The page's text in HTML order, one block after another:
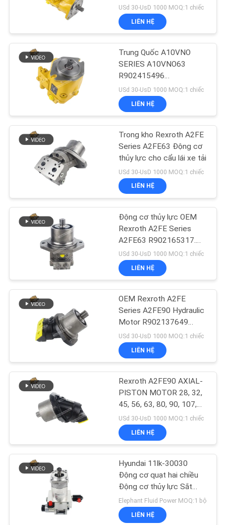
TRƯỜNG
HỢP
TRANG
WEB
PRIVACY
POLICY
Động cơ quỹ đạo
thủy lực
Van định hướng thủy
lực
45
Đơn vị chỉ đạo
Orbitrol
Vòng bi bơm thủy
lực
18
Bộ con dấu bơm
11
A10VNO 85 Máy bơm
thủy lực cho động cơ
quạt và mạch phụ trong
USd 30-UsD 1000 MOQ:1 chiếc
LIÊN HỆ
Trung Quốc A10VNO
SERIES A10VNO63
R902415496
LA10VNO63DFR1/52L-
VRC11N00-S1345 bơm
thủy lực Rexroth cho
phụ trong máy kéo
USd 30-UsD 1000 MOQ:1 chiếc
LIÊN HỆ
Trong kho Rexroth A2FE
Series A2FE63 Động cơ
thủy lực cho cẩu lái xe tải
USd 30-UsD 1000 MOQ:1 chiếc
LIÊN HỆ
Động cơ thủy lực OEM
Rexroth A2FE Series
A2FE63 R902165317.
A2FE63/61W-VZL181J-
S dẫn động xe tải, cần
cẩu
USd 30-UsD 1000 MOQ:1 chiếc
LIÊN HỆ
OEM Rexroth A2FE
Series A2FE90 Hydraulic
Motor R902137649
AXIAL-PISTON MOTOR
A2FE90/61W-VAL100
cho xe tải, cẩu
USd 30-UsD 1000 MOQ:1 chiếc
LIÊN HỆ
Rexroth A2FE90 AXIAL-
PISTON MOTOR 28, 32,
45, 56, 63, 80, 90, 107,
125, 160, 180, 250, 355
cm³/vòng dùng dẫn động
xe tải, cẩu
USd 30-UsD 1000 MOQ:1 chiếc
LIÊN HỆ
Hyundai 11lk-30030
Động cơ quạt hai chiều
Động cơ thủy lực Sắt
đúc để sửa chữa máy
xây dựng
Elephant Fluid Power MOQ:1 bộ
LIÊN HỆ